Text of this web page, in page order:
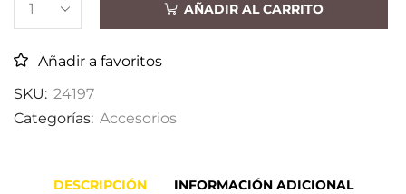
AÑADIR AL CARRITO
Añadir a favoritos
SKU: 24197
Categorías: Accesorios
DESCRIPCIÓN INFORMACIÓN ADICIONAL